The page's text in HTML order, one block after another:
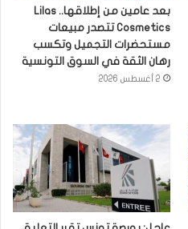
بعد عامين من إطلاقها.. Lilas
Cosmetics تتصدر مبيعات
مستحضرات التجميل وتكسب
رهان الثقة في السوق التونسية
2 أغسطس 2026